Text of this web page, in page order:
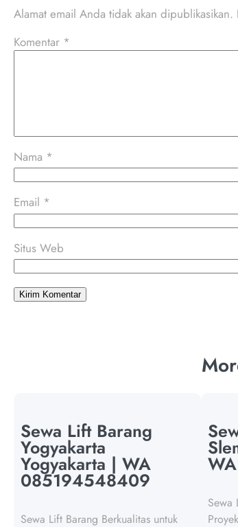
Alamat email Anda tidak akan dipublikasikan.
Komentar *
Nama *
Email *
Situs Web
Sewa Lift Barang
Yogyakarta
Yogyakarta | WA
085194548409
Sewa Lift Barang Berkualitas untuk
Sewa